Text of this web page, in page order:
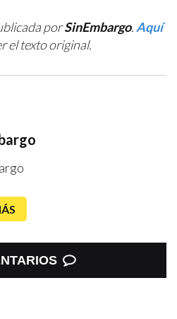
porSinEmbargo. Aquí
el texto original.